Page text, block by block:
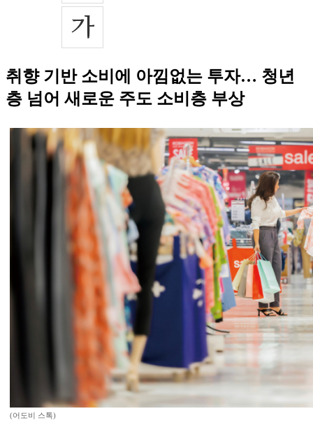
취향 기반 소비에 아낌없는 투자… 청년
층 넘어 새로운 주도 소비층 부상
(어도비 스톡)